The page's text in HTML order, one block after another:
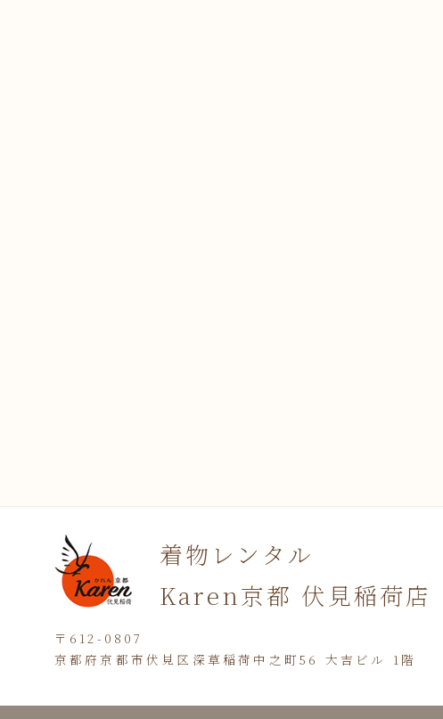
着物レンタル
Karen京都 伏見稲荷店
〒612-0807
京都府京都市伏見区深草稲荷中之町56 大吉ビル 1階